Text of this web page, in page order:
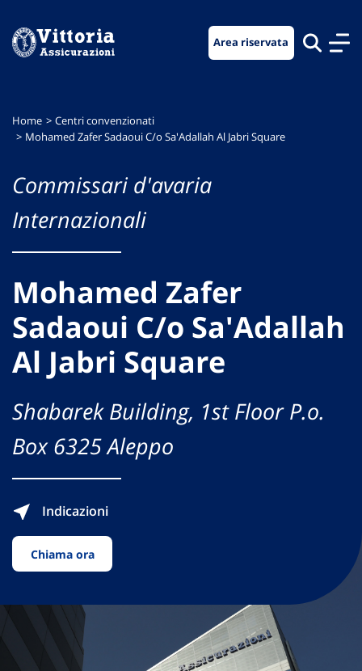
menu
contenuto
footer
Area riservata
Home
Centri convenzionati
Mohamed Zafer Sadaoui C/o Sa'Adallah Al Jabri Square
Commissari d'avaria
Internazionali
Mohamed Zafer
Sadaoui C/o Sa'Adallah
Al Jabri Square
Shabarek Building, 1st Floor P.o.
Box 6325 Aleppo
Indicazioni
Chiama ora